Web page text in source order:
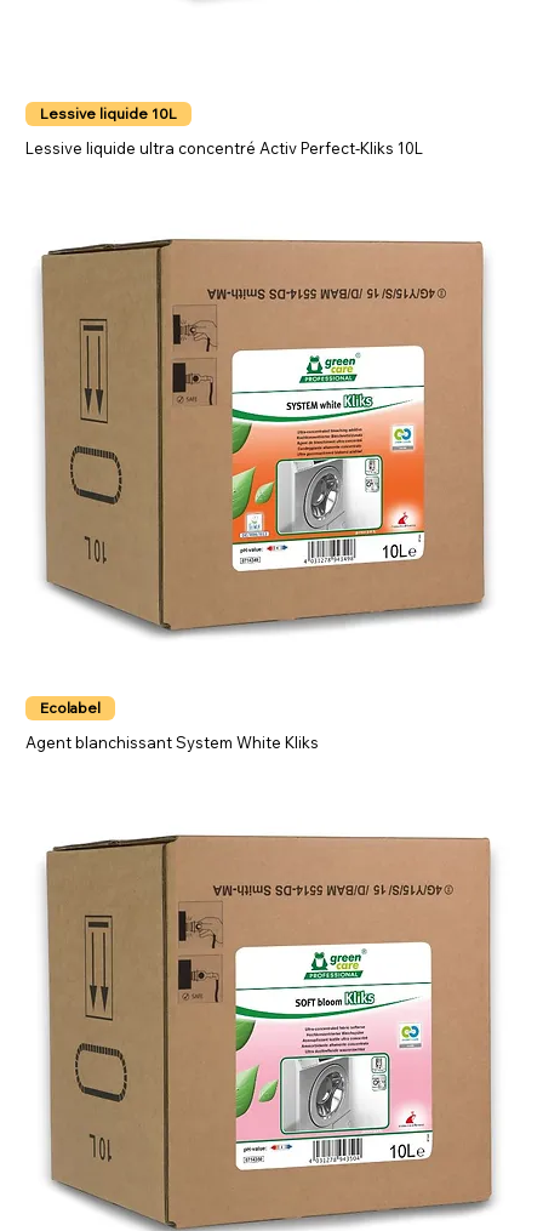
Lessive liquide 10L
Lessive liquide ultra concentré Activ Perfect-Kliks 10L
Ecolabel
Agent blanchissant System White Kliks